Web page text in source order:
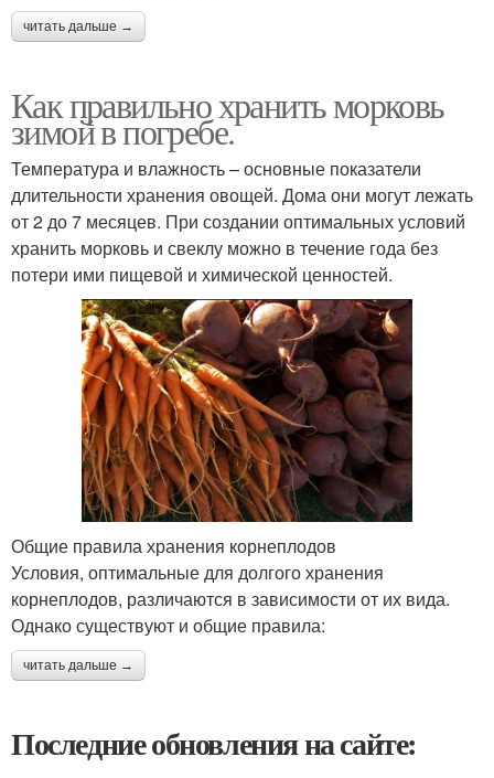
читать дальше →
Как правильно хранить морковь
зимой в погребе.
Температура и влажность – основные показатели
длительности хранения овощей. Дома они могут лежать
от 2 до 7 месяцев. При создании оптимальных условий
хранить морковь и свеклу можно в течение года без
потери ими пищевой и химической ценностей.
Общие правила хранения корнеплодов
Условия, оптимальные для долгого хранения
корнеплодов, различаются в зависимости от их вида.
Однако существуют и общие правила:
читать дальше →
Последние обновления на сайте: